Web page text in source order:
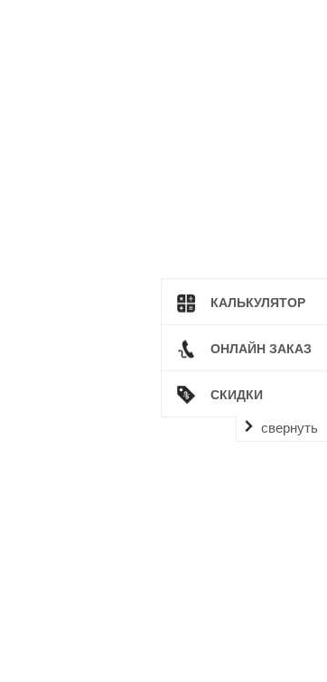
КАЛЬКУЛЯТОР
ОНЛАЙН ЗАКАЗ
СКИДКИ
свернуть